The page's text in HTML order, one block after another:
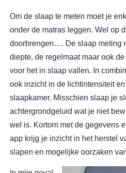
Om de slaap te meten moet je
onder de matras leggen. Wel op
doorbrengen…. De slaap meting
diepte, de regelmaat maar ook
voor het in slaap vallen. In
ook inzicht in de lichtintensiteit
slaapkamer. Misschien slaap je
achtergrondgeluid wat je niet
wel is. Kortom met de gegevens
app krijg je inzicht in het herstel
slapen en mogelijke oorzaken